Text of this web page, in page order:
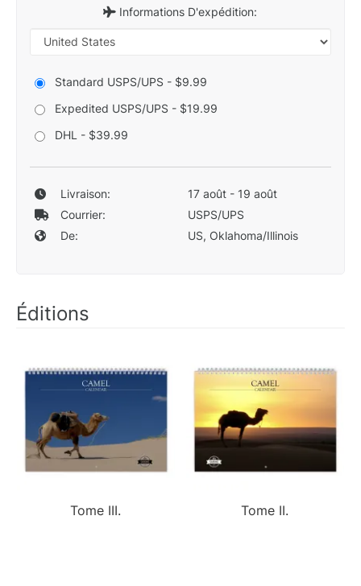
Informations D'expédition:
Standard USPS/UPS - $9.99
Expedited USPS/UPS - $19.99
DHL - $39.99
Livraison:
17 août - 19 août
Courrier:
USPS/UPS
De:
US, Oklahoma/Illinois
Éditions
Tome III. Tome II.